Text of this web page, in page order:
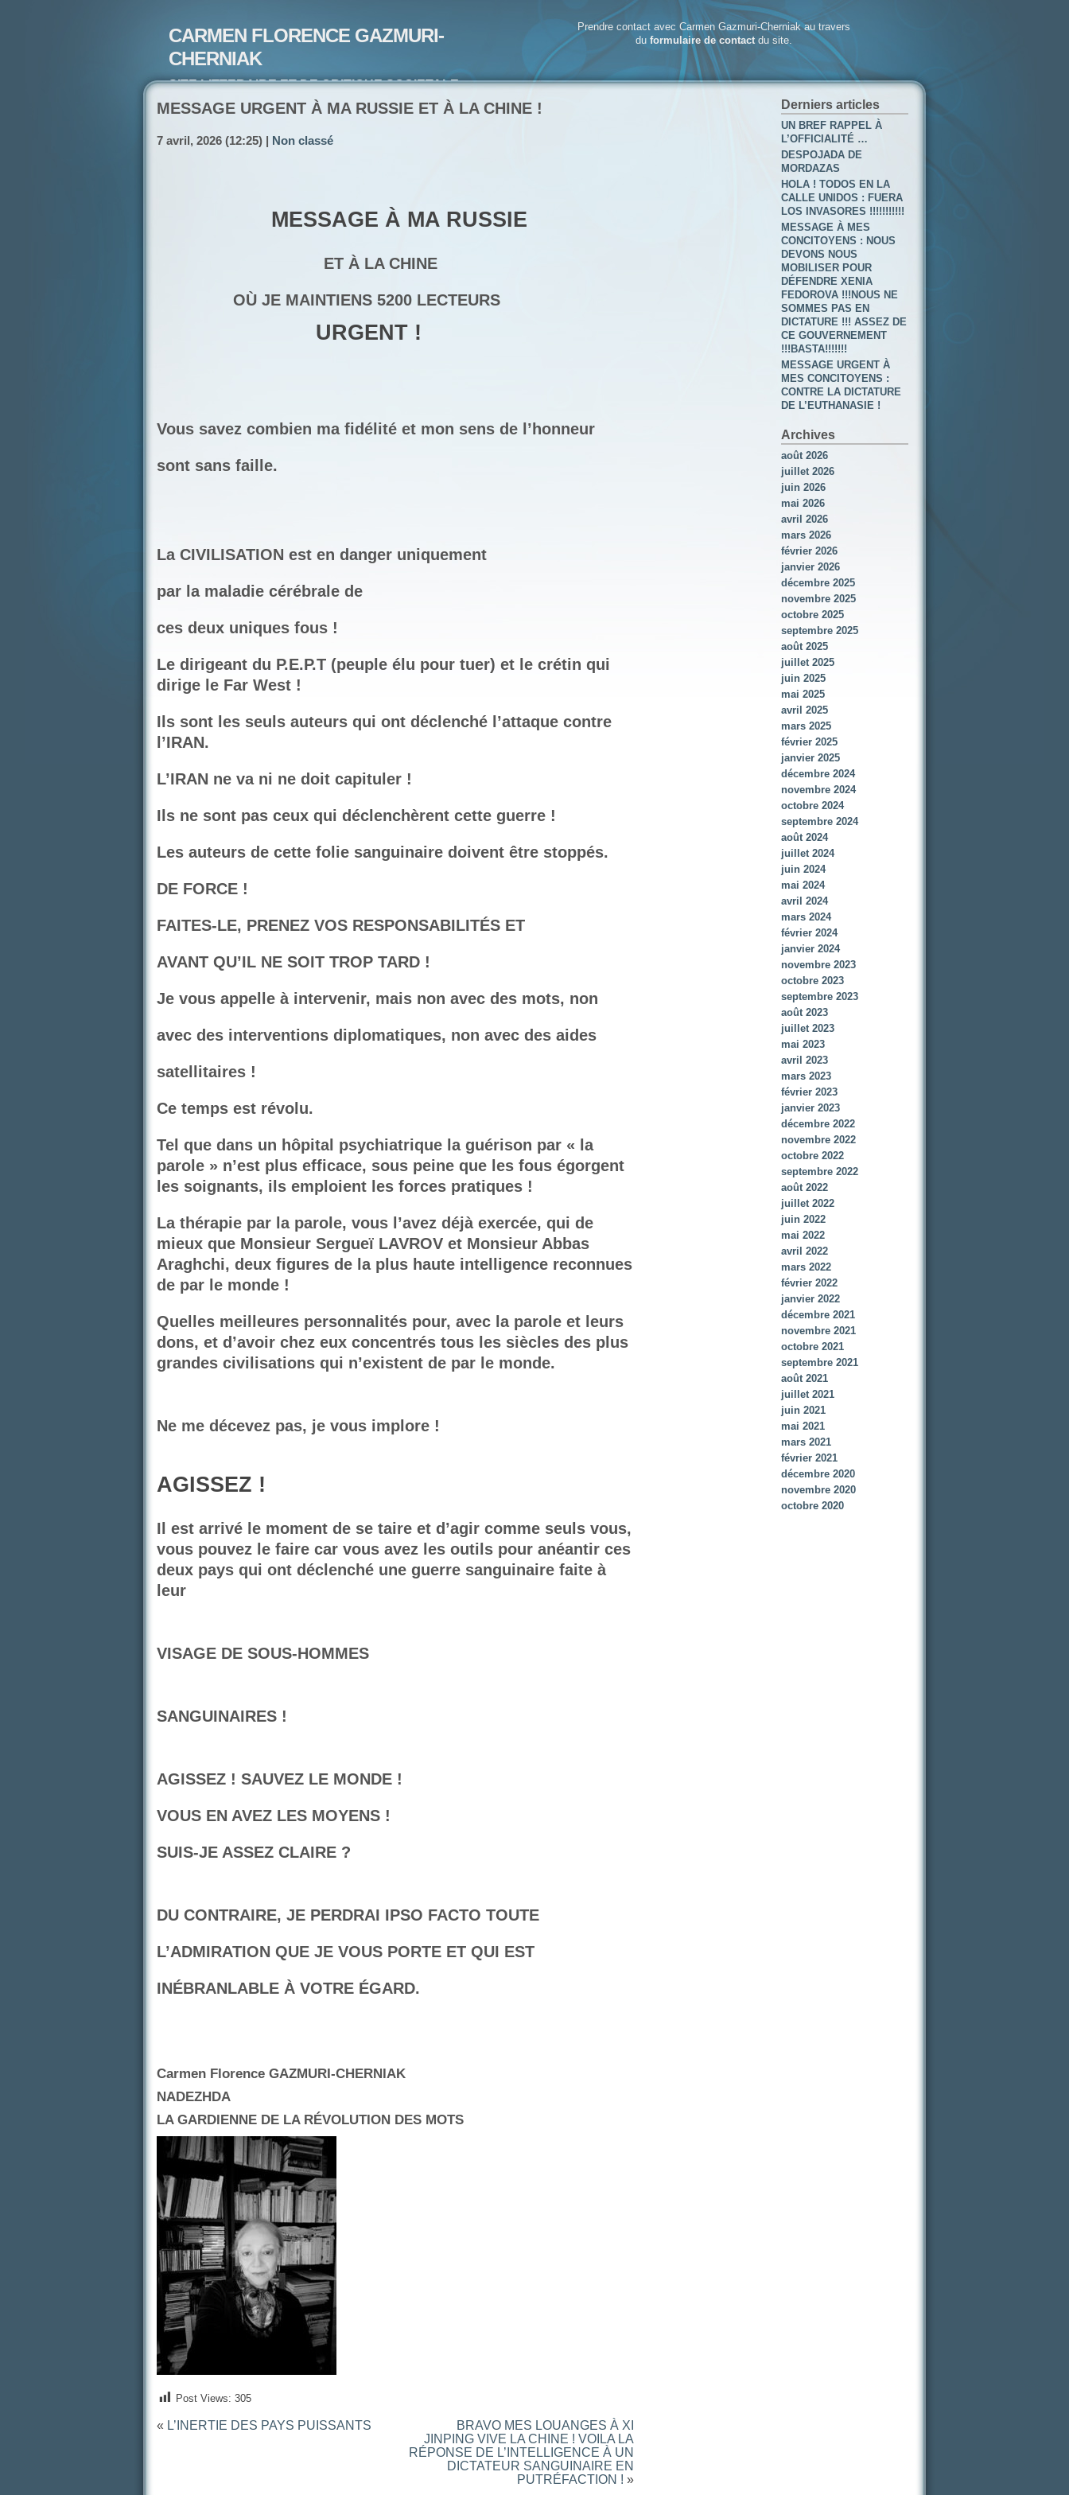
CARMEN FLORENCE GAZMURI-
CHERNIAK
SITE LITTERAIRE ET DE CRITIQUE SOCIETALE-
ARTISTE PEINTRE ET POETE-ECRIVAIN
Prendre contact avec Carmen Gazmuri-Cherniak au travers
du formulaire de contactdu site.
MESSAGE URGENT À MA RUSSIE ET À LA CHINE !
7 avril, 2026 (12:25) | Non classé
MESSAGE À MA RUSSIE
ET À LA CHINE
OÙ JE MAINTIENS 5200 LECTEURS
URGENT !
Vous savez combien ma fidélité et mon sens de l’honneur
sont sans faille.
La CIVILISATION est en danger uniquement
par la maladie cérébrale de
ces deux uniques fous !
Le dirigeant du P.E.P.T (peuple élu pour tuer) et le crétin qui
dirige le Far West !
Ils sont les seuls auteurs qui ont déclenché l’attaque contre
l’IRAN.
L’IRAN ne va ni ne doit capituler !
Ils ne sont pas ceux qui déclenchèrent cette guerre !
Les auteurs de cette folie sanguinaire doivent être stoppés.
DE FORCE !
FAITES-LE, PRENEZ VOS RESPONSABILITÉS ET
AVANT QU’IL NE SOIT TROP TARD !
Je vous appelle à intervenir, mais non avec des mots, non
avec des interventions diplomatiques, non avec des aides
satellitaires !
Ce temps est révolu.
Tel que dans un hôpital psychiatrique la guérison par « la
parole » n’est plus efficace, sous peine que les fous égorgent
les soignants, ils emploient les forces pratiques !
La thérapie par la parole, vous l’avez déjà exercée, qui de
mieux que Monsieur Sergueï LAVROV et Monsieur Abbas
Araghchi, deux figures de la plus haute intelligence reconnues
de par le monde !
Quelles meilleures personnalités pour, avec la parole et leurs
dons, et d’avoir chez eux concentrés tous les siècles des plus
grandes civilisations qui n’existent de par le monde.
Ne me décevez pas, je vous implore !
AGISSEZ !
Il est arrivé le moment de se taire et d’agir comme seuls vous,
vous pouvez le faire car vous avez les outils pour anéantir ces
deux pays qui ont déclenché une guerre sanguinaire faite à
leur
VISAGE DE SOUS-HOMMES
SANGUINAIRES !
AGISSEZ ! SAUVEZ LE MONDE !
VOUS EN AVEZ LES MOYENS !
SUIS-JE ASSEZ CLAIRE ?
DU CONTRAIRE, JE PERDRAI IPSO FACTO TOUTE
L’ADMIRATION QUE JE VOUS PORTE ET QUI EST
INÉBRANLABLE À VOTRE ÉGARD.
Carmen Florence GAZMURI-CHERNIAK
NADEZHDA
LA GARDIENNE DE LA RÉVOLUTION DES MOTS
Post Views: 305
« L’INERTIE DES PAYS PUISSANTS
BRAVO MES LOUANGES À XI
JINPING VIVE LA CHINE ! VOILA LA
RÉPONSE DE L’INTELLIGENCE À UN
DICTATEUR SANGUINAIRE EN
PUTRÉFACTION ! »
Derniers articles
UN BREF RAPPEL À
L’OFFICIALITÉ …
DESPOJADA DE
MORDAZAS
HOLA ! TODOS EN LA
CALLE UNIDOS : FUERA
LOS INVASORES !!!!!!!!!!!
MESSAGE À MES
CONCITOYENS : NOUS
DEVONS NOUS
MOBILISER POUR
DÉFENDRE XENIA
FEDOROVA !!!NOUS NE
SOMMES PAS EN
DICTATURE !!! ASSEZ DE
CE GOUVERNEMENT
!!!BASTA!!!!!!!
MESSAGE URGENT À
MES CONCITOYENS :
CONTRE LA DICTATURE
DE L’EUTHANASIE !
Archives
août 2026
juillet 2026
juin 2026
mai 2026
avril 2026
mars 2026
février 2026
janvier 2026
décembre 2025
novembre 2025
octobre 2025
septembre 2025
août 2025
juillet 2025
juin 2025
mai 2025
avril 2025
mars 2025
février 2025
janvier 2025
décembre 2024
novembre 2024
octobre 2024
septembre 2024
août 2024
juillet 2024
juin 2024
mai 2024
avril 2024
mars 2024
février 2024
janvier 2024
novembre 2023
octobre 2023
septembre 2023
août 2023
juillet 2023
mai 2023
avril 2023
mars 2023
février 2023
janvier 2023
décembre 2022
novembre 2022
octobre 2022
septembre 2022
août 2022
juillet 2022
juin 2022
mai 2022
avril 2022
mars 2022
février 2022
janvier 2022
décembre 2021
novembre 2021
octobre 2021
septembre 2021
août 2021
juillet 2021
juin 2021
mai 2021
mars 2021
février 2021
décembre 2020
novembre 2020
octobre 2020